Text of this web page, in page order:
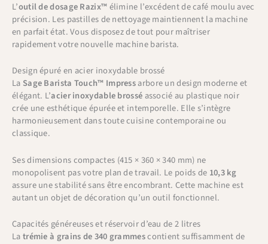
L’outil de dosage Razix™élimine l’excédent de café moulu avec
précision. Les pastilles de nettoyage maintiennent la machine
en parfait état. Vous disposez de tout pour maîtriser
rapidement votre nouvelle machine barista.
Design épuré en acier inoxydable brossé
La Sage Barista Touch™ Impressarbore un design moderne et
élégant. L’acier inoxydable brosséassocié au plastique noir
crée une esthétique épurée et intemporelle. Elle s’intègre
harmonieusement dans toute cuisine contemporaine ou
classique.
Ses dimensions compactes (415 × 360 × 340 mm) ne
monopolisent pas votre plan de travail. Le poids de 10,3 kg
assure une stabilité sans être encombrant. Cette machine est
autant un objet de décoration qu’un outil fonctionnel.
Capacités généreuses et réservoir d’eau de 2 litres
Latrémie à grains de 340 grammescontient suffisamment de